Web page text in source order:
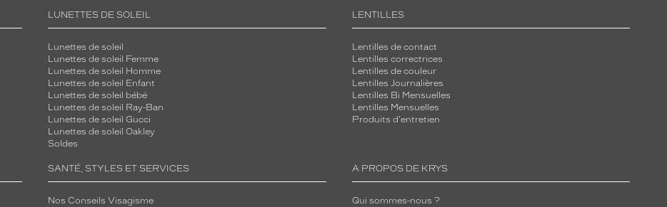
LUNETTES DE SOLEIL
Lunettes de soleil
Lunettes de soleil Femme
Lunettes de soleil Homme
Lunettes de soleil Enfant
Lunettes de soleil bébé
Lunettes de soleil Ray-Ban
Lunettes de soleil Gucci
Lunettes de soleil Oakley
Soldes
LENTILLES
Lentilles de contact
Lentilles correctrices
Lentilles de couleur
Lentilles Journalières
Lentilles Bi Mensuelles
Lentilles Mensuelles
Produits d'entretien
SANTÉ, STYLES ET SERVICES
Nos Conseils Visagisme
A PROPOS DE KRYS
Qui sommes-nous ?